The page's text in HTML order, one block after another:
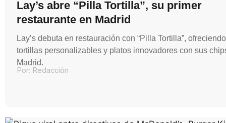
Lay’s abre “Pilla Tortilla”, su primer
restaurante en Madrid
Lay’s debuta en restauración con “Pilla Tortilla”, ofreciendo
tortillas personalizables y platos innovadores con sus
Madrid.
Por: Redacción